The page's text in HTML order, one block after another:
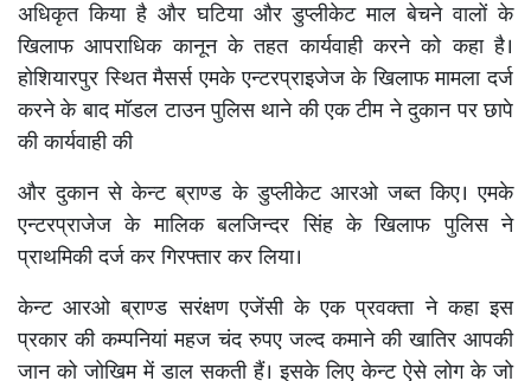
अधिकृत किया है और घटिया और डुप्लीकेट माल बेचने वालों के
खिलाफ आपराधिक कानून के तहत कार्यवाही करने को कहा है।
होशियारपुर स्थित मैसर्स एमके एन्टरप्राइजेज के खिलाफ मामला दर्ज
करने के बाद मॉडल टाउन पुलिस थाने की एक टीम ने दुकान पर छापे
की कार्यवाही की
और दुकान से केन्ट ब्राण्ड के डुप्लीकेट आरओ जब्त किए। एमके
एन्टरप्राजेज के मालिक बलजिन्दर सिंह के खिलाफ पुलिस ने
प्राथमिकी दर्ज कर गिरफ्तार कर लिया।
केन्ट आरओ ब्राण्ड सरंक्षण एजेंसी के एक प्रवक्ता ने कहा इस
प्रकार की कम्पनियां महज चंद रुपए जल्द कमाने की खातिर आपकी
जान को जोखिम में डाल सकती हैं। इसके लिए केन्ट ऐसे लोग के जो